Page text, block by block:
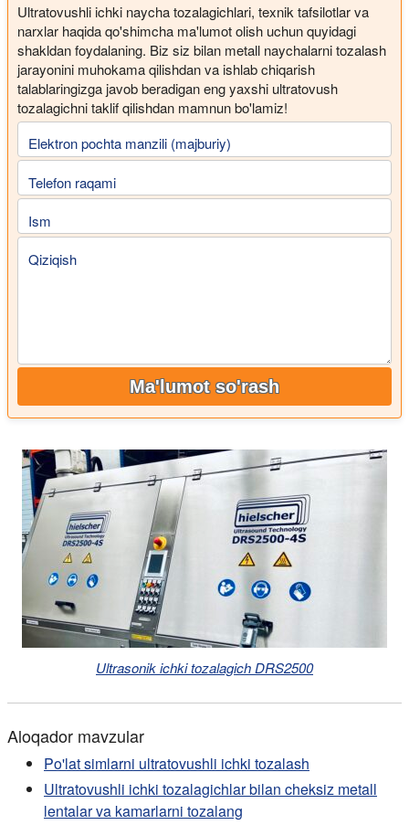
Ultratovushli ichki naycha tozalagichlari, texnik tafsilotlar va
narxlar haqida qo'shimcha ma'lumot olish uchun quyidagi
shakldan foydalaning. Biz siz bilan metall naychalarni tozalash
jarayonini muhokama qilishdan va ishlab chiqarish
talablaringizga javob beradigan eng yaxshi ultratovush
tozalagichni taklif qilishdan mamnun bo'lamiz!
Elektron pochta manzili (majburiy)
Telefon raqami
Ism
Qiziqish
Ma'lumot so'rash
Ultrasonik ichki tozalagich DRS2500
Aloqador mavzular
Po'lat simlarni ultratovushli ichki tozalash
Ultratovushli ichki tozalagichlar bilan cheksiz metall
lentalar va kamarlarni tozalang